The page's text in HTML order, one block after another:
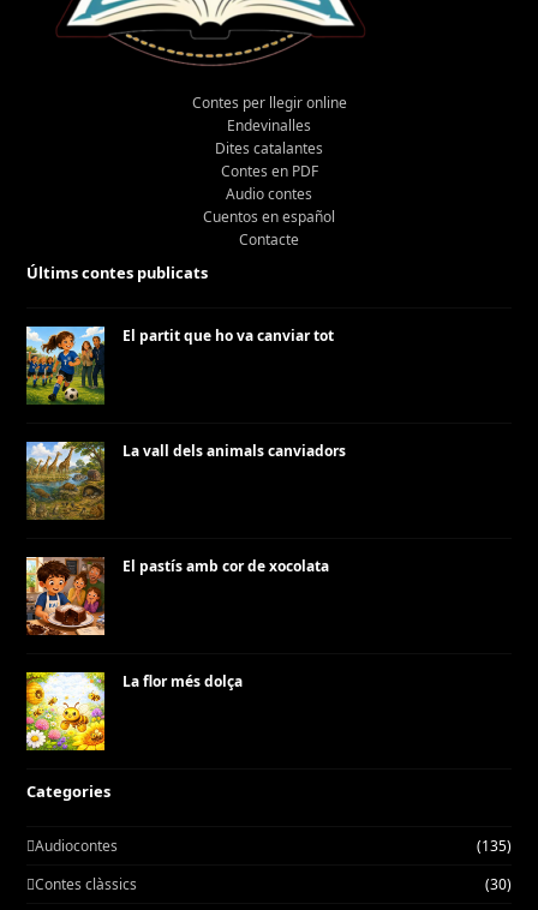
Contes per llegir online
Endevinalles
Dites catalantes
Contes en PDF
Audio contes
Cuentos en español
Contacte
Últims contes publicats
El partit que ho va canviar tot
La vall dels animals canviadors
El pastís amb cor de xocolata
La flor més dolça
Categories
Audiocontes
(135)
Contes clàssics
(30)